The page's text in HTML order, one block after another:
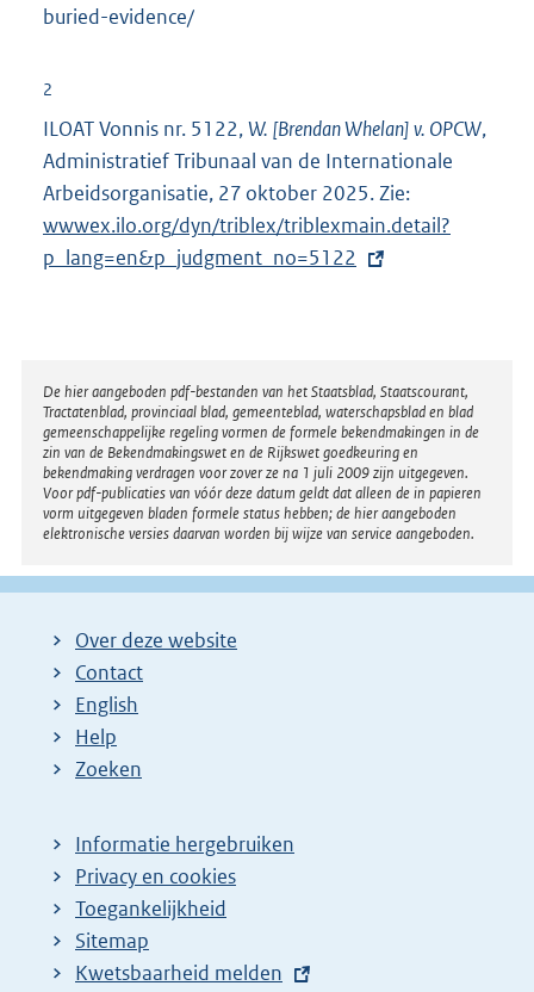
buried-evidence/
2
ILOAT Vonnis nr. 5122,W. [Brendan Whelan] v. OPCW,
Administratief Tribunaal van de Internationale
Arbeidsorganisatie, 27 oktober 2025. Zie:
x
e
l
i
n
k
:
wwwex.ilo.org/dyn/triblex/triblexmain.detail?
p_lang=en&p_judgment_no=5122
Disclaimer
De hier aangeboden pdf-bestanden van het Staatsblad, Staatscourant,
Tractatenblad, provinciaal blad, gemeenteblad, waterschapsblad en blad
gemeenschappelijke regeling vormen de formele bekendmakingen in de
zin van de Bekendmakingswet en de Rijkswet goedkeuring en
bekendmaking verdragen voor zover ze na 1 juli 2009 zijn uitgegeven.
Voor pdf-publicaties van vóór deze datum geldt dat alleen de in papieren
vorm uitgegeven bladen formele status hebben; de hier aangeboden
elektronische versies daarvan worden bij wijze van service aangeboden.
Over deze website
Contact
English
Help
Zoeken
Informatie hergebruiken
Privacy en cookies
Toegankelijkheid
Sitemap
E
Kwetsbaarheid melden